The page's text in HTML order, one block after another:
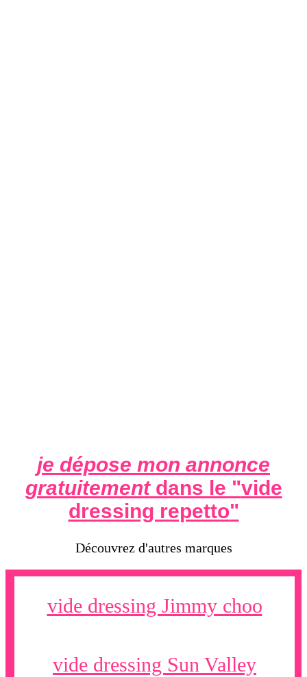
je dépose mon annonce
gratuitementdans le "vide
dressing repetto"
Découvrez d'autres marques
vide dressing Jimmy choo
vide dressing Sun Valley